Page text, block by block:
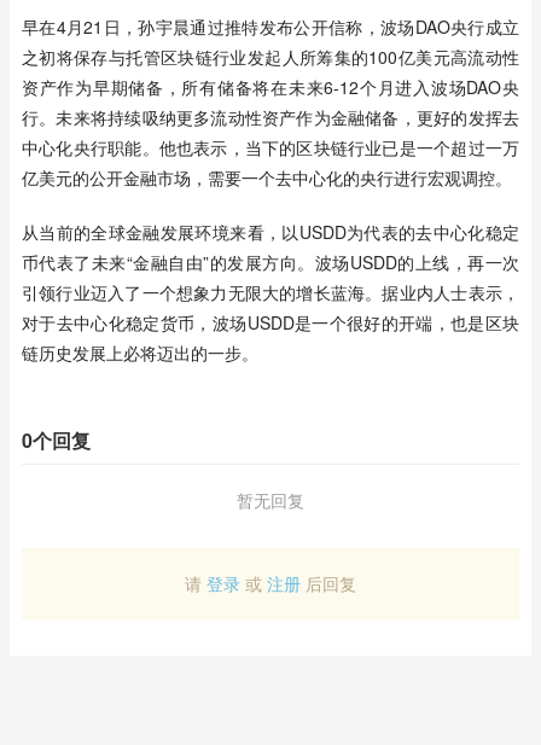
早在4月21日，孙宇晨通过推特发布公开信称，波场DAO央行成立
之初将保存与托管区块链行业发起人所筹集的100亿美元高流动性
资产作为早期储备，所有储备将在未来6-12个月进入波场DAO央
行。未来将持续吸纳更多流动性资产作为金融储备，更好的发挥去
中心化央行职能。他也表示，当下的区块链行业已是一个超过一万
亿美元的公开金融市场，需要一个去中心化的央行进行宏观调控。
从当前的全球金融发展环境来看，以USDD为代表的去中心化稳定
币代表了未来“金融自由”的发展方向。波场USDD的上线，再一次
引领行业迈入了一个想象力无限大的增长蓝海。据业内人士表示，
对于去中心化稳定货币，波场USDD是一个很好的开端，也是区块
链历史发展上必将迈出的一步。
0个回复
暂无回复
请 登录 或 注册 后回复